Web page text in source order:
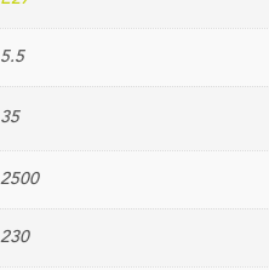
5.5
35
2500
230